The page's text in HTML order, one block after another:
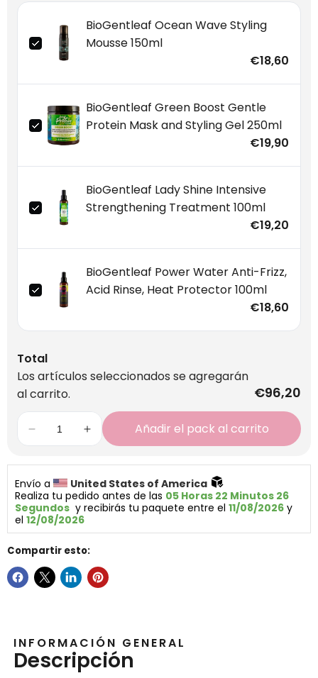
BioGentleaf Ocean Wave Styling
Mousse 150ml
€18,60
BioGentleaf Green Boost Gentle
Protein Mask and Styling Gel 250ml
€19,90
BioGentleaf Lady Shine Intensive
Strengthening Treatment 100ml
€19,20
BioGentleaf Power Water Anti-Frizz,
Acid Rinse, Heat Protector 100ml
€18,60
Total
Los artículos seleccionados se agregarán
al carrito.
€96,20
Añadir el pack al carrito
Envío a
United States of America
Realiza tu pedido antes de las 05 Horas 22 Minutos 25
Segundos
  y recibirás tu paquete entre el
11/08/2026 y
el 12/08/2026
Compartir esto:
INFORMACIÓN GENERAL
Descripción